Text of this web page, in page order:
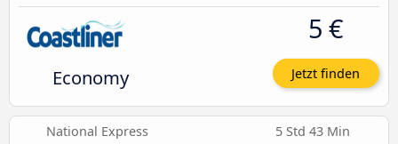
Economy
5 €
Jetzt finden
National Express 5 Std 43 Min